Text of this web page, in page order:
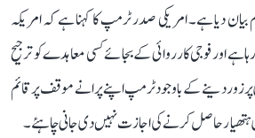
دیا ہے۔ امریکی صدر ٹرمپ کا کہنا ہے کہ امریکہ
اور فوجی کارروائی کے بجائے کسی معاہدے کو ترجیح
زور دینے کے باوجود ٹرمپ اپنے پرانے موقف پر قائم
ہتھیار حاصل کرنے کی اجازت نہیں دی جانی چاہئے۔